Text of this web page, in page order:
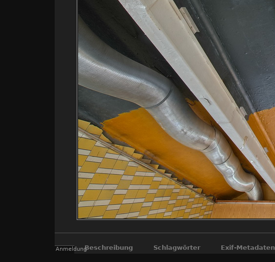
Beschreibung
Schlagwörter Exif-Metadaten
Anmeldung